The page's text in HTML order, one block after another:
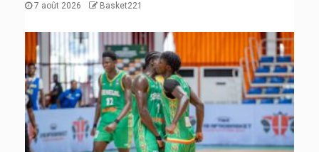
7 août 2026 Basket221